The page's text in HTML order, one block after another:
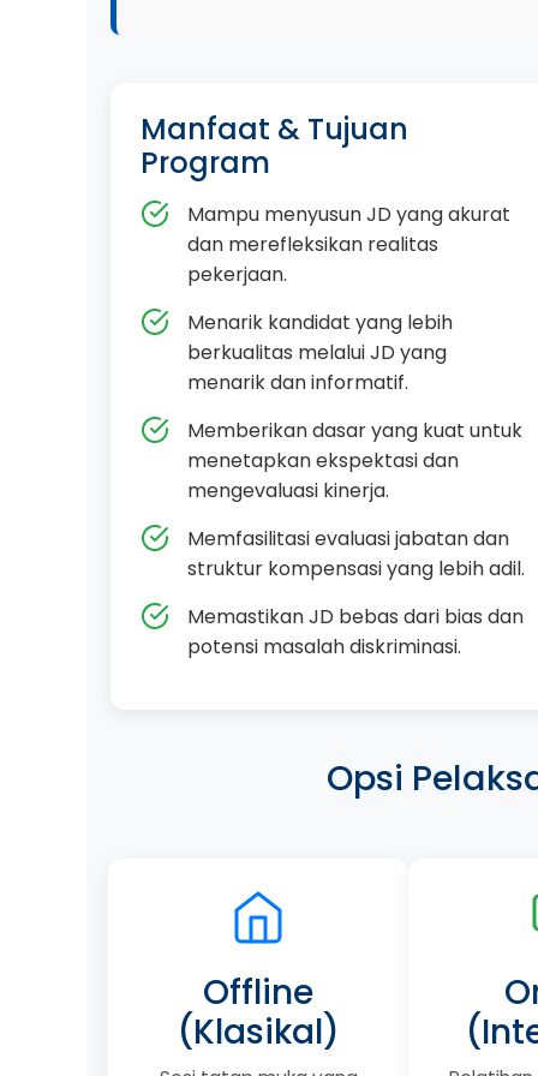
Manfaat & Tujuan
Program
Mampu menyusun JD yang akurat
dan merefleksikan realitas
pekerjaan.
Menarik kandidat yang lebih
berkualitas melalui JD yang
menarik dan informatif.
Memberikan dasar yang kuat untuk
menetapkan ekspektasi dan
mengevaluasi kinerja.
Memfasilitasi evaluasi jabatan dan
struktur kompensasi yang lebih adil.
Memastikan JD bebas dari bias dan
potensi masalah diskriminasi.
Opsi
Offline
(Klasikal)